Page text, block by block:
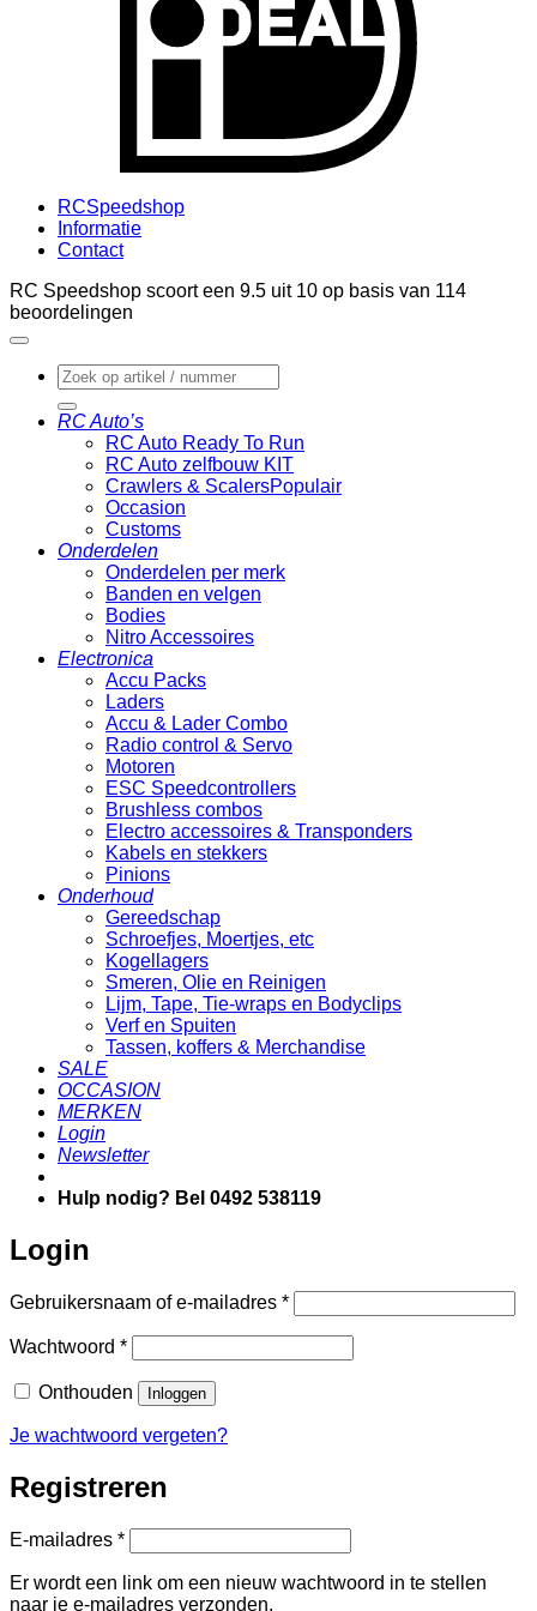
RCSpeedshop
Informatie
Contact
RC Speedshop scoort een 9.5 uit 10 op basis van 114
beoordelingen
Zoeken
naar:
RC Auto’s
RC Auto Ready To Run
RC Auto zelfbouw KIT
Crawlers & Scalers
Occasion
Customs
Onderdelen
Onderdelen per merk
Banden en velgen
Bodies
Nitro Accessoires
Electronica
Accu Packs
Laders
Accu & Lader Combo
Radio control & Servo
Motoren
ESC Speedcontrollers
Brushless combos
Electro accessoires & Transponders
Kabels en stekkers
Pinions
Onderhoud
Gereedschap
Schroefjes, Moertjes, etc
Kogellagers
Smeren, Olie en Reinigen
Lijm, Tape, Tie-wraps en Bodyclips
Verf en Spuiten
Tassen, koffers & Merchandise
SALE
OCCASION
MERKEN
Login
Newsletter
Hulp nodig? Bel 0492 538119
Login
Gebruikersnaam of e-mailadres *Vereist
Wachtwoord *Vereist
Onthouden Inloggen
Je wachtwoord vergeten?
Registreren
E-mailadres *Vereist
Er wordt een link om een nieuw wachtwoord in te stellen
naar je e-mailadres verzonden.